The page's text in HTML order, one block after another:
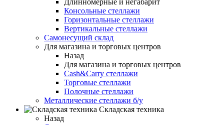
Длинномерные и негабарит
Консольные стеллажи
Горизонтальные стеллажи
Вертикальные стеллажи
Самонесущий склад
Для магазина и торговых центров
Назад
Для магазина и торговых центров
Cash&Carry стеллажи
Торговые стеллажи
Полочные стеллажи
Металлические стеллажи б/у
Складская техника
Назад